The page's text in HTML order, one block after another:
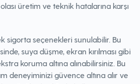
üretim ve teknik hatalarına karşı
sigorta seçenekleri sunulabilir. Bu
suya düşme, ekran kırılması gibi
koruma altına alınabilirsiniz. Bu
deneyiminizi güvence altına alır ve